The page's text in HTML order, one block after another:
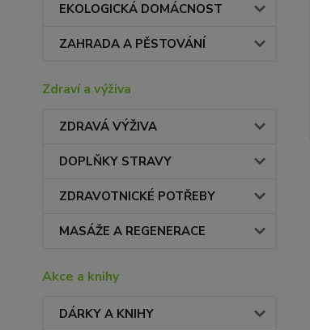
EKOLOGICKÁ DOMÁCNOST
ZAHRADA A PĚSTOVÁNÍ
Zdraví a výživa
ZDRAVÁ VÝŽIVA
DOPLŇKY STRAVY
ZDRAVOTNICKÉ POTŘEBY
MASÁŽE A REGENERACE
Akce a knihy
DÁRKY A KNIHY